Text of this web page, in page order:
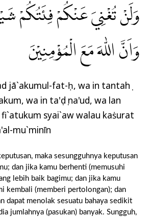
وَلَنْ تُغْنِيَ عَنْكُمْ فِئَتُكُمْ
وَاَنَّ اللّٰهَ مَعَ الْمُؤْمِنِيْنَ
jā`akumul-fat-ḥ, wa in tantahụ
wa in ta'ụdụ na'ud, wa lan
syai`aw walau kaṡurat
mu`minīn
maka sesungguhnya keputusan
dan jika kamu berhenti (memusuhi
lebih baik bagimu; dan jika kamu
kembali (memberi pertolongan); dan
dapat menolak sesuatu bahaya sedikit
jumlahnya (pasukan) banyak. Sungguh,